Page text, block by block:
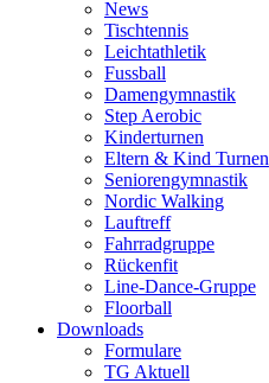
News
Tischtennis
Leichtathletik
Fussball
Damengymnastik
Step Aerobic
Kinderturnen
Eltern & Kind Turnen
Seniorengymnastik
Nordic Walking
Lauftreff
Fahrradgruppe
Rückenfit
Line-Dance-Gruppe
Floorball
Downloads
Formulare
TG Aktuell